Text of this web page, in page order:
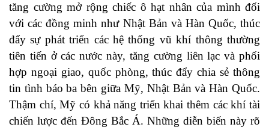
tăng cường mở rộng chiếc ô hạt nhân của mình đối
với các đồng minh như Nhật Bản và Hàn Quốc, thúc
đẩy sự phát triển các hệ thống vũ khí thông thường
tiên tiến ở các nước này, tăng cường liên lạc và phối
hợp ngoại giao, quốc phòng, thúc đẩy chia sẻ thông
tin tình báo ba bên giữa Mỹ, Nhật Bản và Hàn Quốc.
Thậm chí, Mỹ có khả năng triển khai thêm các khí tài
chiến lược đến Đông Bắc Á. Những diễn biến này rõ